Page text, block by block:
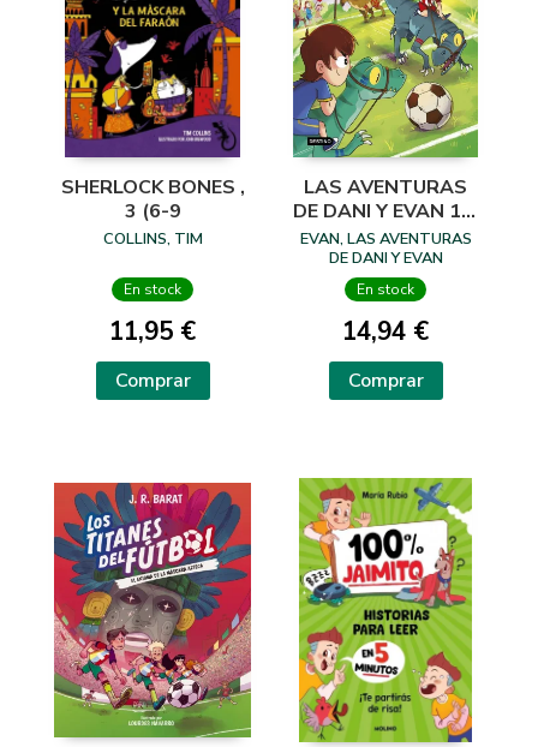
SHERLOCK BONES ,
3 (6-9
COLLINS, TIM
En stock
11,95 €
Comprar
LAS AVENTURAS
DE DANI Y EVAN 15.
MUNDIAL JURASICO
EVAN, LAS AVENTURAS
DE DANI Y EVAN
En stock
14,94 €
Comprar